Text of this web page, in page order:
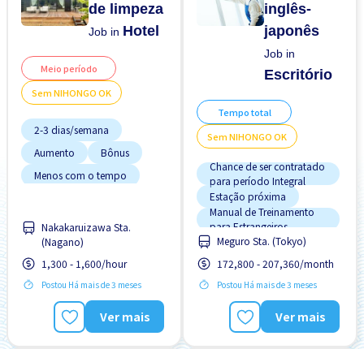
de limpeza
Job in Hotel
Meio período
Sem NIHONGO OK
2-3 dias/semana
Aumento
Bônus
Menos com o tempo
Preferência por Homens
Preferência por Mulheres
Preferência por Visto de
Estudante
Sem experiência OK
Nakakaruizawa Sta.
(Nagano)
1,300 - 1,600/hour
Postou Há mais de 3 meses
Ver mais
inglês-
japonês
Job in
Escritório
Tempo total
Sem NIHONGO OK
Chance de ser contratado
para período Integral
Estação próxima
Manual de Treinamento
para Estrangeiros
Potêncial para Salário
Alto
Preferência por Mulheres
Promoção
Sem experiência OK
Sem "NIHONGO" OK
Meguro Sta. (Tokyo)
172,800 - 207,360/month
Postou Há mais de 3 meses
Ver mais